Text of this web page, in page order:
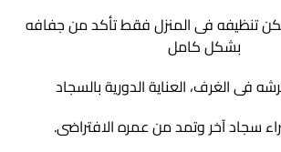
تنظيفه فى المنزل فقط تأكد من جفافه
بشكل كامل
فى الغرف، العناية الدورية بالسجاد
سجاد آخر وتمد من عمره الافتراضى.